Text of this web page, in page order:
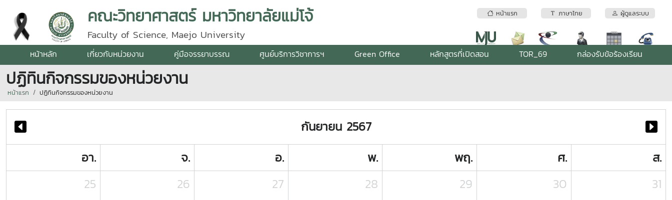
หน้าแรก ภาษาไทย ผู้ดูแลระบบ
คณะวิทยาศาสตร์ มหาวิทยาลัยแม่โจ้
Faculty of Science, Maejo University
หน้าหลัก เกี่ยวกับหน่วยงาน คู่มือจรรยาบรรณ ศูนย์บริการวิชาการฯ Green Office หลักสูตรที่เปิดสอน TOR_69 กล่องรับข้อร้องเรียน
ปฏิทินกิจกรรมของหน่วยงาน
หน้าแรก ปฏิทินกิจกรรมของหน่วยงาน
กันยายน 2567
อา.
จ. อ. พ. พฤ. ศ.
ส.
25
26 27 28 29 30 31